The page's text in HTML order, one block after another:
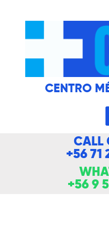
CENTRO
CALL
+56 71
+56 9